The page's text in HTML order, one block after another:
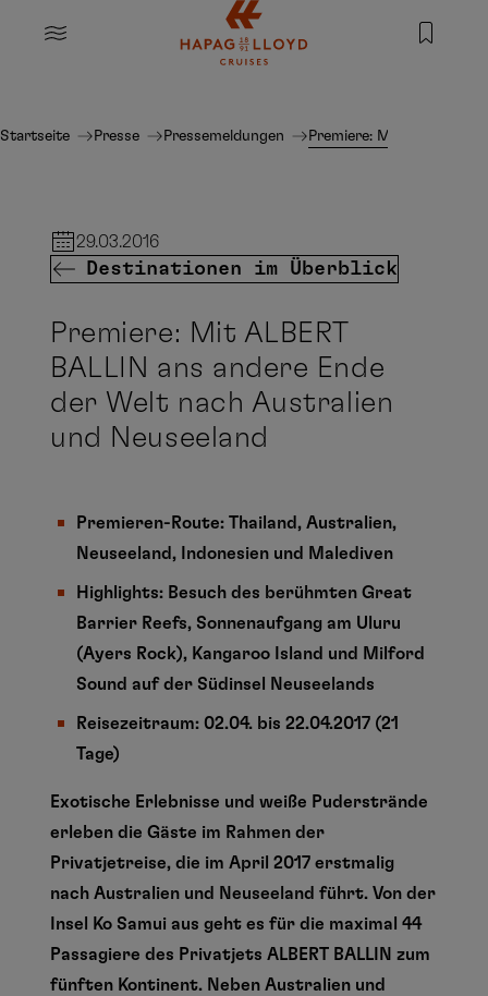
Springe zum Hauptinhalt
MENU
Startseite Presse Pressemeldungen Premiere: Mit ALBERT
29.03.2016
Destinationen im Überblick
Premiere: Mit ALBERT
BALLIN ans andere Ende
der Welt nach Australien
und Neuseeland
Premieren-Route: Thailand, Australien,
Neuseeland, Indonesien und Malediven
Highlights: Besuch des berühmten Great
Barrier Reefs, Sonnenaufgang am Uluru
(Ayers Rock), Kangaroo Island und Milford
Sound auf der Südinsel Neuseelands
Reisezeitraum: 02.04. bis 22.04.2017 (21
Tage)
Exotische Erlebnisse und weiße Puderstrände
erleben die Gäste im Rahmen der
Privatjetreise, die im April 2017 erstmalig
nach Australien und Neuseeland führt. Von der
Insel Ko Samui aus geht es für die maximal 44
Passagiere des Privatjets ALBERT BALLIN zum
fünften Kontinent. Neben Australien und